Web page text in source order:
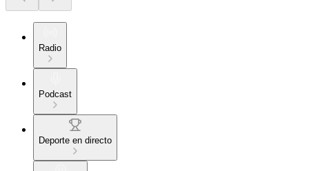
Radio
Podcast
Deporte en directo